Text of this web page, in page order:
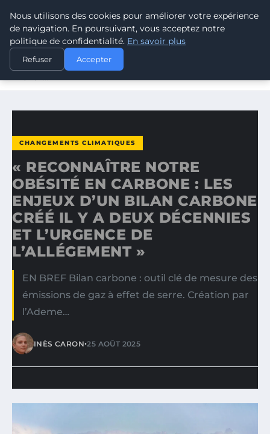
CLIMATE GUARDIAN
ACCUEIL
CHANGEMENTS CLIMATIQUES
« RECONNAÎTRE NOTRE OBÉSITÉ EN CARBONE : LES
CHANGEMENTS CLIMATIQUES
« RECONNAÎTRE NOTRE
OBÉSITÉ EN CARBONE : LES
ENJEUX D’UN BILAN CARBONE
CRÉÉ IL Y A DEUX DÉCENNIES
ET L’URGENCE DE
L’ALLÉGEMENT »
EN BREF Bilan carbone : outil clé de mesure des
émissions de gaz à effet de serre. Création par
l’Ademe…
INÈS CARON•25 AOÛT 2025
Nous utilisons des cookies pour améliorer votre expérience
de navigation. En poursuivant, vous acceptez notre
politique de confidentialité. En savoir plus
Refuser Accepter